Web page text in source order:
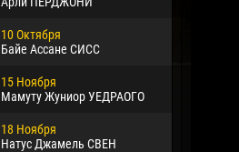
10 Октября
Байе Ассане СИСС
15 Ноября
Мамуту Жуниор УЕДРАОГО
18 Ноября
Натус Джамель СВЕН